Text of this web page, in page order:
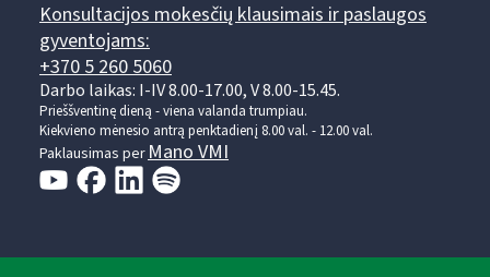
Konsultacijos mokesčių klausimais ir paslaugos
gyventojams:
+370 5 260 5060
Darbo laikas: I-IV 8.00-17.00, V 8.00-15.45.
Prieššventinę dieną - viena valanda trumpiau.
Kiekvieno mėnesio antrą penktadienį 8.00 val. - 12.00 val.
Paklausimas perMano VMI